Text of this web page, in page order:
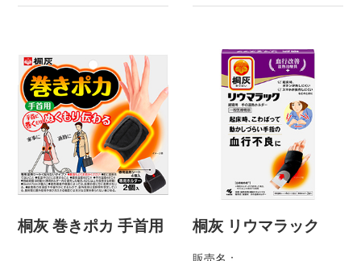
桐灰 巻きポカ 手首用 桐灰 リウマラック